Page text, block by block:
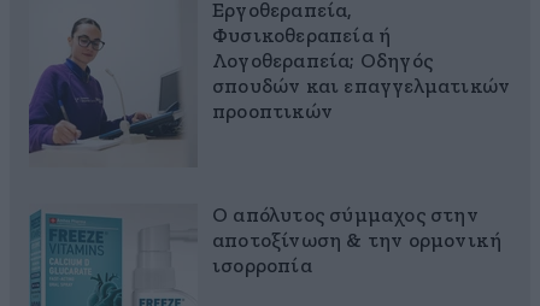
Εργοθεραπεία,
Φυσικοθεραπεία ή
Λογοθεραπεία; Οδηγός
σπουδών και επαγγελματικών
προοπτικών
Ο απόλυτος σύμμαχος στην
αποτοξίνωση & την ορμονική
ισορροπία